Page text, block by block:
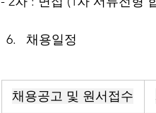
채용일정
채용공고 및 원서접수